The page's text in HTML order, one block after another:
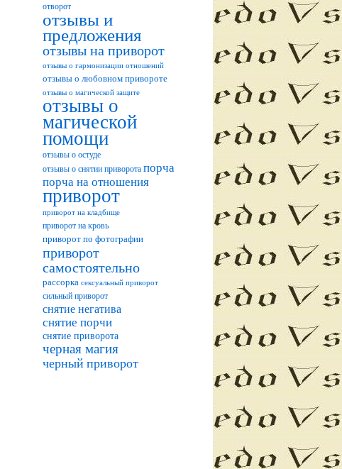
отворот
отзывы и
предложения
отзывы на приворот
отзывы о гармонизации отношений
отзывы о любовном привороте
отзывы о магической защите
отзывы о
магической
помощи
отзывы о остуде
отзывы о снятии приворота порча
порча на отношения
приворот
приворот на кладбище
приворот на кровь
приворот по фотографии
приворот
самостоятельно
рассорка сексуальный приворот
сильный приворот
снятие негатива
снятие порчи
снятие приворота
черная магия
черный приворот